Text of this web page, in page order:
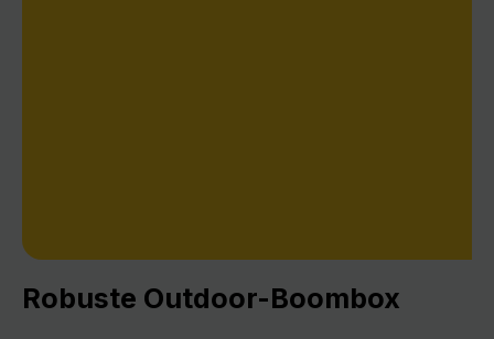
Robuste Outdoor-Boombox